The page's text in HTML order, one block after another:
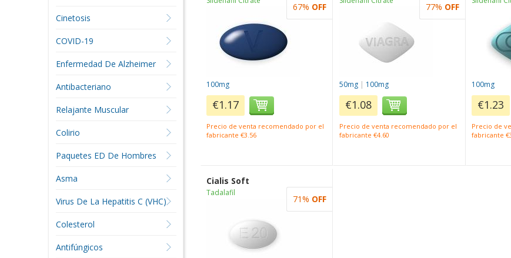
100mg
€1.17
Precio de venta recomendado por el
fabricante €3.56
67% OFF
50mg| 100mg
€1.08
Precio de venta recomendado por el
fabricante €4.60
77% OFF
100mg
€1.23
Precio de
fabricante
Cialis Soft
Tadalafil
71% OFF
Cinetosis
COVID-19
Enfermedad De Alzheimer
Antibacteriano
Relajante Muscular
Colirio
Paquetes ED De Hombres
Asma
Virus De La Hepatitis C (VHC)
Colesterol
Antifúngicos